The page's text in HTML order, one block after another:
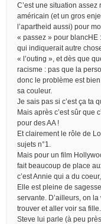
C’est une situation
américain (et un gros
l’apartheid aussi) pour
« passez » pour blancHE
qui indiquerait autre
« l’outing », et dès que
racisme : pas que la
donc le problème est
sa couleur.
Je sais pas si c’est ça ta
Mais après c’est sûr que
pour des AA !
Et clairement le rôle de
sujets n°1.
Mais pour un film
fait beaucoup de place
c’est Annie qui a du
Elle est pleine de
servante. D’ailleurs, on
trouver et aller voir sa fille.
Steve lui parle (à peu